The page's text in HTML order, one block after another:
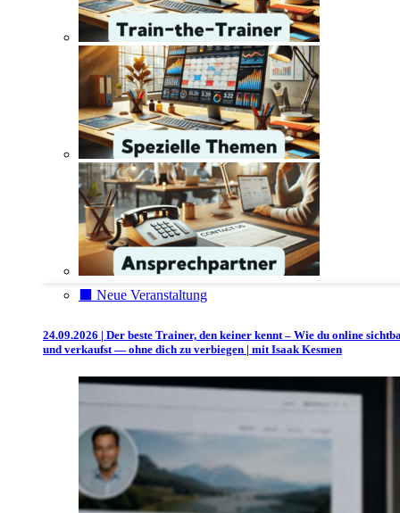
⬛️ Neue Veranstaltung
24.09.2026 | Der beste Trainer, den keiner kennt – Wie du online
und verkaufst — ohne dich zu verbiegen | mit Isaak Kesmen